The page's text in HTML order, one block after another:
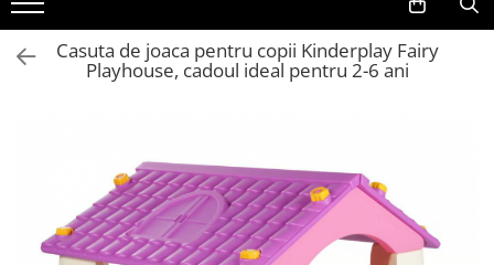
Casuta de joaca pentru copii Kinderplay Fairy
Playhouse, cadoul ideal pentru 2-6 ani